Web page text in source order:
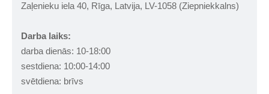
Zaļenieku iela 40, Rīga, Latvija, LV-1058 (Ziepniekkalns)
Darba laiks:
darba dienās: 10-18:00
sestdiena: 10:00-14:00
svētdiena: brīvs